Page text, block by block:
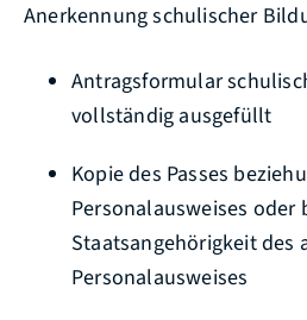
Anerkennung schulischer
Antragsformular
vollständig ausgefüllt
Kopie des Passes
Personalausweises oder
Staatsangehörigkeit des
Personalausweises